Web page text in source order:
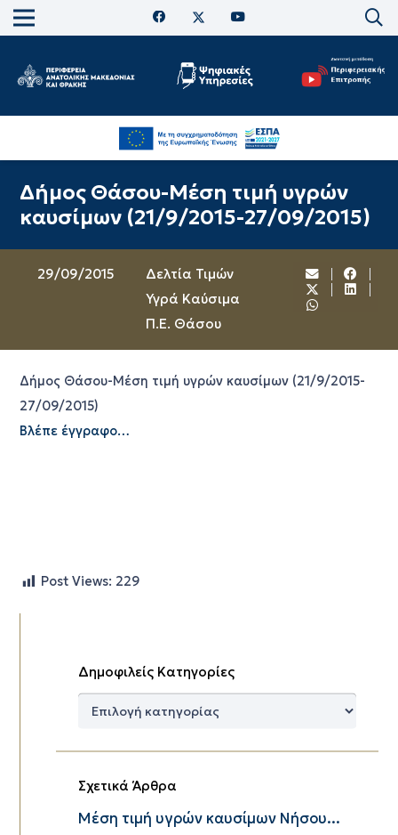
Δήμος Θάσου-Μέση τιμή υγρών
καυσίμων (21/9/2015-27/09/2015)
29/09/2015
Δελτία Τιμών
Υγρά Καύσιμα
Π.Ε. Θάσου
Δήμος Θάσου-Μέση τιμή υγρών καυσίμων (21/9/2015-
27/09/2015)
Βλέπε έγγραφο…
Post Views: 229
Δημοφιλείς Κατηγορίες
Δημοφιλείς
Σχετικά Άρθρα
Μέση τιμή υγρών καυσίμων Νήσου...